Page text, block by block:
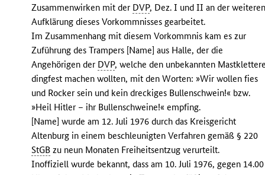
Zusammenwirken mit der DVP, Dez. I und II an der
Aufklärung dieses Vorkommnisses gearbeitet.
Im Zusammenhang mit diesem Vorkommnis kam es zur
Zuführung des Trampers [Name] aus Halle, der die
Angehörigen der DVP, welche den unbekannten
dingfest machen wollten, mit den Worten: »Wir wollen fies
und Rocker sein und kein dreckiges Bullenschwein!« bzw.
»Heil Hitler – ihr Bullenschweine!« empfing.
[Name] wurde am 12. Juli 1976 durch das Kreisgericht
Altenburg in einem beschleunigten Verfahren gemäß § 220
StGB zu neun Monaten Freiheitsentzug verurteilt.
Inoffiziell wurde bekannt, dass am 10. Juli 1976, gegen 14.00